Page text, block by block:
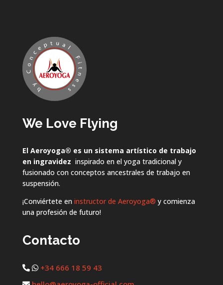
We Love Flying
El Aeroyoga® es un sistema artístico de trabajo
en ingravidez inspirado en el yoga tradicional y
fusionado con conceptos ancestrales de trabajo en
suspensión.
¡Conviértete en instructor de Aeroyoga® y comienza
una profesión de futuro!
Contacto
+34 666 18 59 43